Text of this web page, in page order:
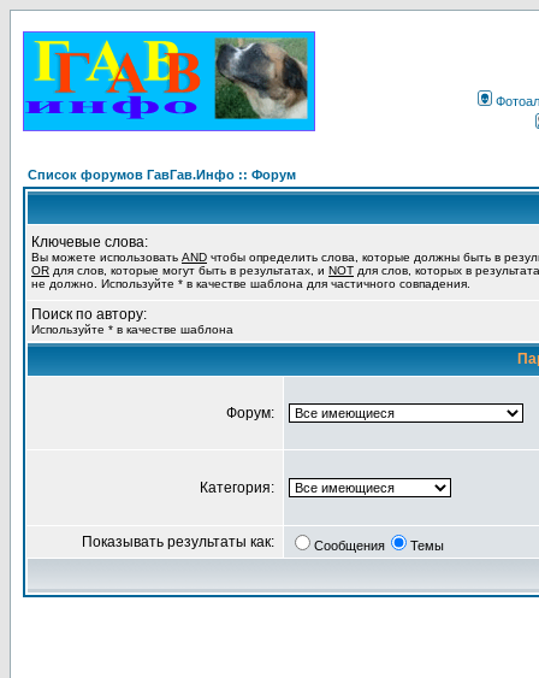
Список форумов ГавГав.Инфо :: Форум
Ключевые слова:
Вы можете использовать AND чтобы определить слова, которые должны быть в
OR для слов, которые могут быть в результатах, и NOT для слов, которых в
не должно. Используйте * в качестве шаблона для частичного совпадения.
Поиск по автору:
Используйте * в качестве шаблона
Форум:
Категория:
Показывать результаты как: Сообщения Темы